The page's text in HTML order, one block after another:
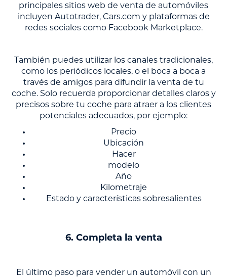
principales sitios web de venta de automóviles
incluyen Autotrader, Cars.com y plataformas de
redes sociales como Facebook Marketplace.
También puedes utilizar los canales tradicionales,
como los periódicos locales, o el boca a boca a
través de amigos para difundir la venta de tu
coche. Solo recuerda proporcionar detalles claros y
precisos sobre tu coche para atraer a los clientes
potenciales adecuados, por ejemplo:
Precio
Ubicación
Hacer
modelo
Año
Kilometraje
Estado y características sobresalientes
6. Completa la venta
El último paso para vender un automóvil con un